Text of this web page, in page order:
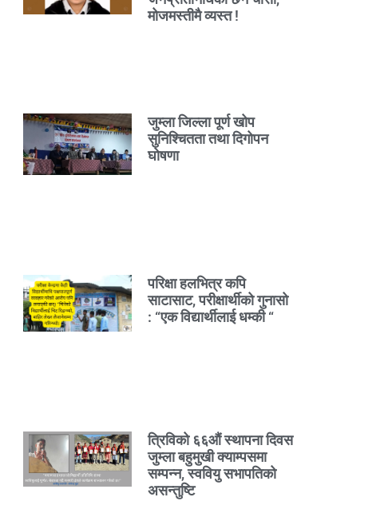
मोजमस्तीमै व्यस्त !
जुम्ला जिल्ला पूर्ण खोप
सुनिश्चितता तथा दिगोपन
घोषणा
परिक्षा हलभित्र कपि
साटासाट, परीक्षार्थीको गुनासो
: “एक विद्यार्थीलाई धम्की “
त्रिविको ६६औं स्थापना दिवस
जुम्ला बहुमुखी क्याम्पसमा
सम्पन्न, स्ववियु सभापतिको
असन्तुष्टि